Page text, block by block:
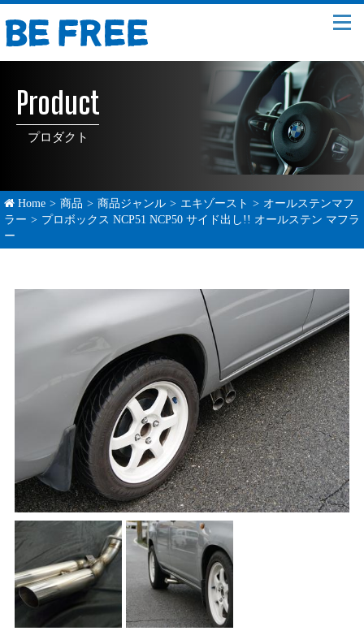
Product
プロダクト
Home > 商品 > 商品ジャンル > エキゾースト > オールステンマフ
ラー > プロボックス NCP51 NCP50 サイド出し!! オールステン マフラ
ー